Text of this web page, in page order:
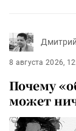
8 августа 2026,
Почему
может